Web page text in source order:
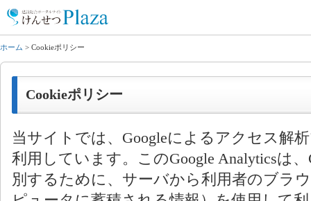
ホーム > Cookieポリシー
Cookieポリシー
当サイトでは、Googleによるアクセス解
利用しています。このGoogle Analyticsは
別するために、サーバから利用者のブラ